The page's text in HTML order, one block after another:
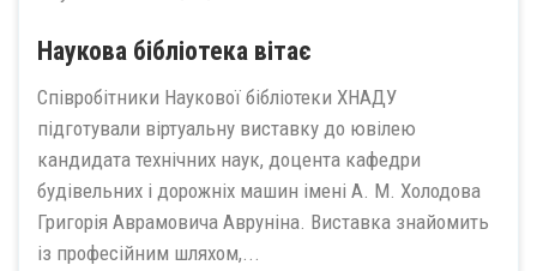
Наукова бібліотека вітає
Співробітники Наукової бібліотеки ХНАДУ
підготували віртуальну виставку до ювілею
кандидата технічних наук, доцента кафедри
будівельних і дорожніх машин імені А. М. Холодова
Григорія Аврамовича Авруніна. Виставка знайомить
із професійним шляхом,...